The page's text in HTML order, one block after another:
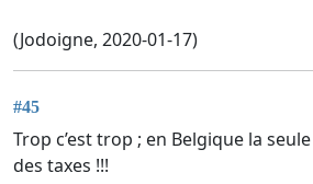
(Jodoigne, 2020-01-17)
#45
Trop c’est trop ; en Belgique la
des taxes !!!